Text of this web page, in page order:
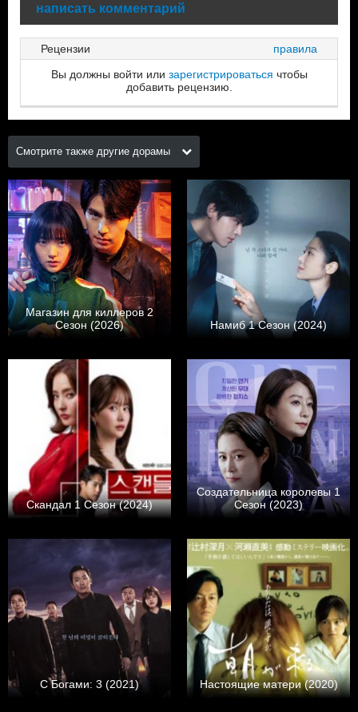
написать комментарий
Рецензии
правила
Вы должны войти или зарегистрироваться чтобы
добавить рецензию.
Смотрите также другие дорамы
Магазин для киллеров 2
Сезон (2026)
Намиб 1 Сезон (2024)
Скандал 1 Сезон (2024)
Создательница королевы 1
Сезон (2023)
С Богами: 3 (2021) Настоящие матери (2020)